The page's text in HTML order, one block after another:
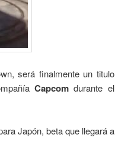
será finalmente un titulo
Capcomdurante el
Japón, beta que llegará a